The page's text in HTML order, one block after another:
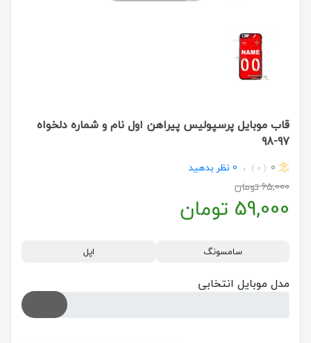
قاب موبایل پرسپولیس پیراهن اول نام و شماره دلخواه
97-98
0
( 0 )
0 نظر بدهید
65,000تومان
59,000 تومان
سامسونگ اپل
مدل موبایل انتخابی